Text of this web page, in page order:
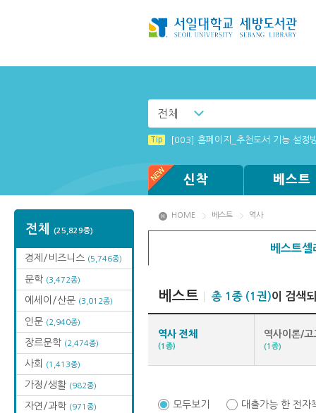
전체
Tip [003] 홈페이지_추천도서 기능 설정
신착 베스트
전체 (25,829종)
경제/비즈니스 (5,746종)
문학 (3,472종)
에세이/산문 (3,012종)
인문 (2,940종)
장르문학 (2,474종)
사회 (1,413종)
가정/생활 (982종)
자연/과학 (971종)
HOME 베스트 역사
베스트
베스트 총 1종 (1권)이 검색
역사 전체
(1종)
역사이론/고
(1종)
모두보기 대출가능 한 전자